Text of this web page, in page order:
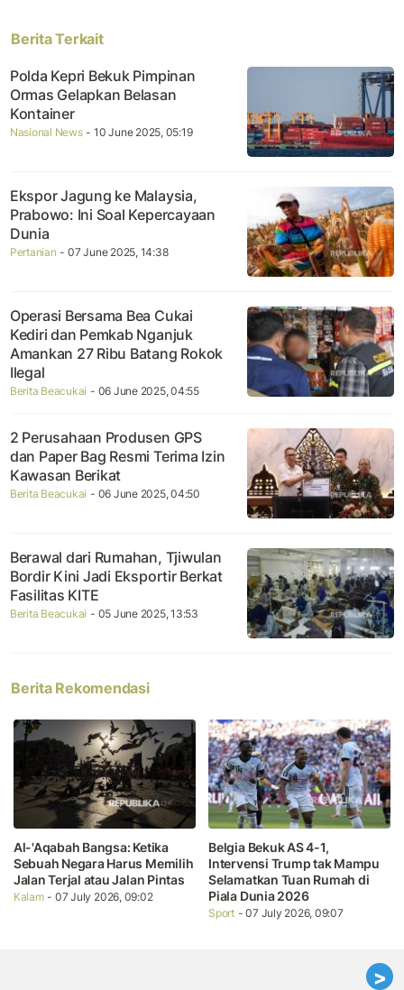
Berita Terkait
Polda Kepri Bekuk Pimpinan
Ormas Gelapkan Belasan
Kontainer
Nasional News - 10 June 2025, 05:19
Ekspor Jagung ke Malaysia,
Prabowo: Ini Soal Kepercayaan
Dunia
Pertanian - 07 June 2025, 14:38
Operasi Bersama Bea Cukai
Kediri dan Pemkab Nganjuk
Amankan 27 Ribu Batang Rokok
Ilegal
Berita Beacukai - 06 June 2025, 04:55
2 Perusahaan Produsen GPS
dan Paper Bag Resmi Terima Izin
Kawasan Berikat
Berita Beacukai - 06 June 2025, 04:50
Berawal dari Rumahan, Tjiwulan
Bordir Kini Jadi Eksportir Berkat
Fasilitas KITE
Berita Beacukai - 05 June 2025, 13:53
Berita Rekomendasi
Al-'Aqabah Bangsa: Ketika
Sebuah Negara Harus Memilih
Jalan Terjal atau Jalan Pintas
Kalam - 07 July 2026, 09:02
Belgia Bekuk AS 4-1,
Intervensi Trump tak Mampu
Selamatkan Tuan Rumah di
Piala Dunia 2026
Sport - 07 July 2026, 09:07
>